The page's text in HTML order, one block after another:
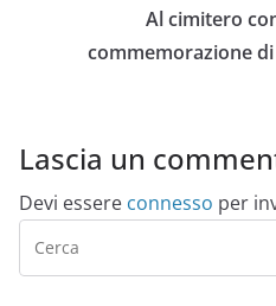
Al cimitero
commemorazione
Lascia un
Devi essere connesso per